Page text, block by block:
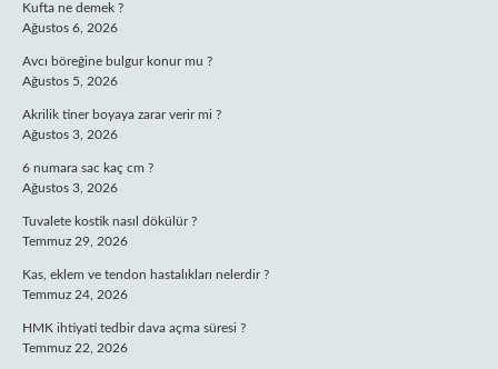
Kufta ne demek ?
Ağustos 6, 2026
Avcı böreğine bulgur konur mu ?
Ağustos 5, 2026
Akrilik tiner boyaya zarar verir mi ?
Ağustos 3, 2026
6 numara sac kaç cm ?
Ağustos 3, 2026
Tuvalete kostik nasıl dökülür ?
Temmuz 29, 2026
Kas, eklem ve tendon hastalıkları nelerdir ?
Temmuz 24, 2026
HMK ihtiyati tedbir dava açma süresi ?
Temmuz 22, 2026